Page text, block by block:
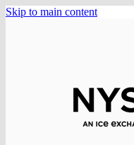
Skip to main content